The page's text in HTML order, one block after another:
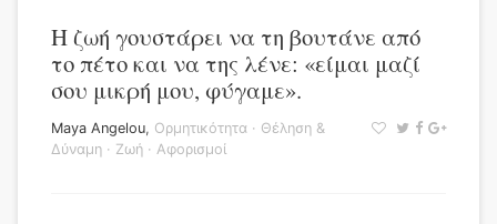
Η ζωή γουστάρει να τη βουτάνε από
το πέτο και να της λένε: «είμαι μαζί
σου μικρή μου, φύγαμε».
Maya Angelou, Ορμητικότητα · Θέληση &
Δύναμη · Ζωή · Αφορισμοί